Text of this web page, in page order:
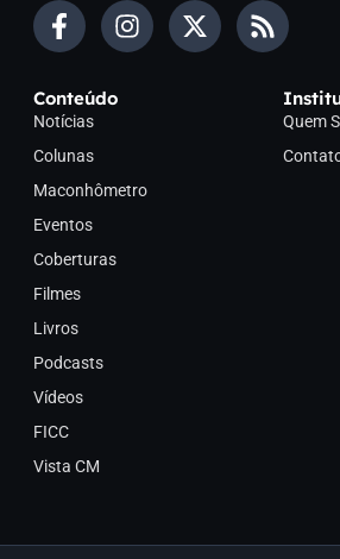
Conteúdo
Notícias
Colunas
Maconhômetro
Eventos
Coberturas
Filmes
Livros
Podcasts
Vídeos
FICC
Vista CM
Quem